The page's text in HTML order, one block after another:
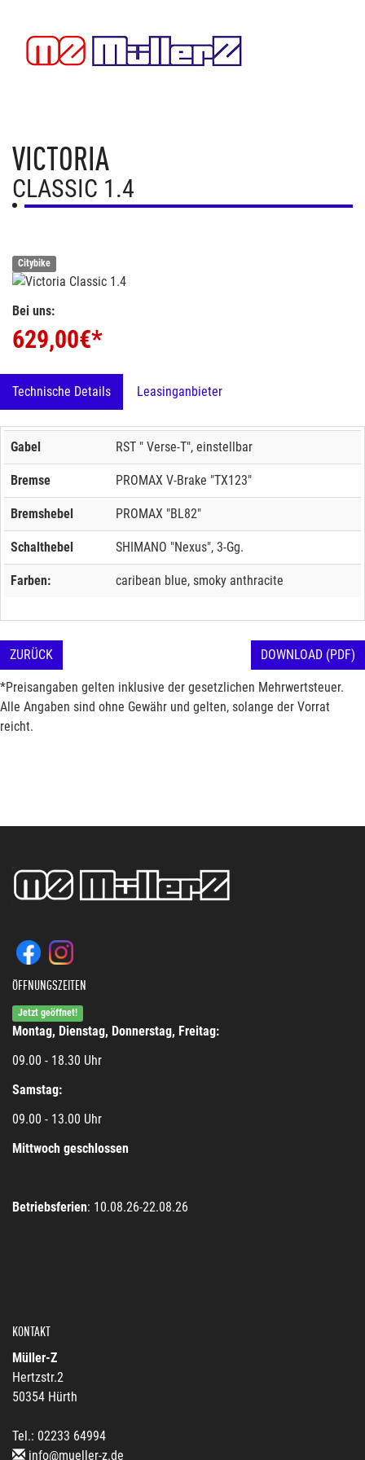
VICTORIA
CLASSIC 1.4
Citybike
Bei uns:
629,00€*
Technische Details Leasinganbieter
Gabel RST " Verse-T", einstellbar
Bremse PROMAX V-Brake "TX123"
Bremshebel PROMAX "BL82"
Schalthebel SHIMANO "Nexus", 3-Gg.
Farben: caribean blue, smoky anthracite
ZURÜCK DOWNLOAD (PDF)
*Preisangaben gelten inklusive der gesetzlichen Mehrwertsteuer.
Alle Angaben sind ohne Gewähr und gelten, solange der Vorrat
reicht.
ÖFFNUNGSZEITEN
Jetzt geöffnet!
Montag, Dienstag, Donnerstag, Freitag:
09.00 - 18.30 Uhr
Samstag:
09.00 - 13.00 Uhr
Mittwoch geschlossen
Betriebsferien: 10.08.26-22.08.26
KONTAKT
Müller-Z
Hertzstr.2
50354 Hürth
Tel.: 02233 64994
info@mueller-z.de